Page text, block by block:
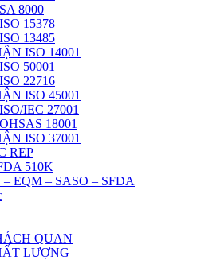
8000
15378
13485
ISO 14001
50001
22716
ISO 45001
IEC 27001
18001
ISO 37001
REP
510K
– EQM – SASO – SFDA
QUAN
LƯỢNG